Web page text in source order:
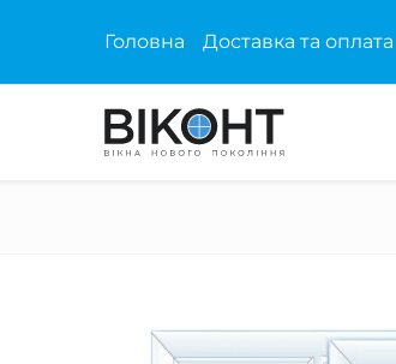
Головна Доставка та оплата